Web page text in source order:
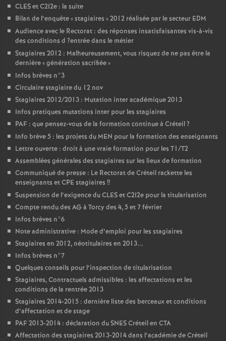
CLESet C2I2e : la suite
Bilan de l’enquête «stagiaires » 2012 réalisée par le secteur EDM
Audience avec le Rectorat : des réponses insatisfaisantes vis-à-vis
des conditions d ?entrée dans le métier
Stagiaires 2012 : Malheureusement, vous risquez de ne pas être la
dernière «génération sacrifiée»
Infos brèves n°3
Circulaire stagiaire du 12 nov
Stagiaires 2012/2013 : Mutation inter académique 2013
Infos pratiques mutations inter pour les stagiaires
PAF : que pensez-vous de la formation continue à Créteil?
Info brève 5 : les projets du MEN pour la formation des enseignants
Lettre ouverte : droit à une vraie formation pour les T1/T2
Assemblées générales des stagiaires sur les lieux de formation
Communiqué de presse : Le Rectorat de Créteil rackette les
enseignants etCPE stagiaires !!
Suspension de l’exigence duCLESet C2I2e pour la titularisation
Compte rendu des AG à Torcy des 4, 5 et 7 février
Infos brèves n°6
Note administrative : Mode d’emploi pour les stagiaires
Stagiaires en 2012, néotitulaires en 2013...
Infos brèves n°7
Quelques conseils pour l’inspection de titularisation
Stagiaires, Contractuels admissibles : les affectations et les
conditions de la rentrée 2013
Stagiaires 2014-2015 : dernière liste des berceaux et conditions
d’affectation et de stage
PAF2013-2014 : déclaration duSNESCréteil en CTA
Affectation des stagiaires 2013-2014 dans l’académie de Créteil